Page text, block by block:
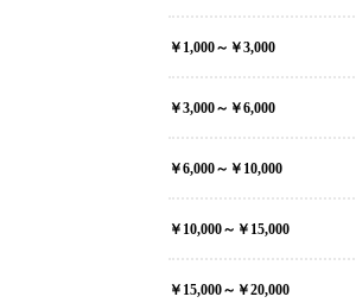
￥1,000～￥3,000
￥3,000～￥6,000
￥6,000～￥10,000
￥10,000～￥15,000
￥15,000～￥20,000